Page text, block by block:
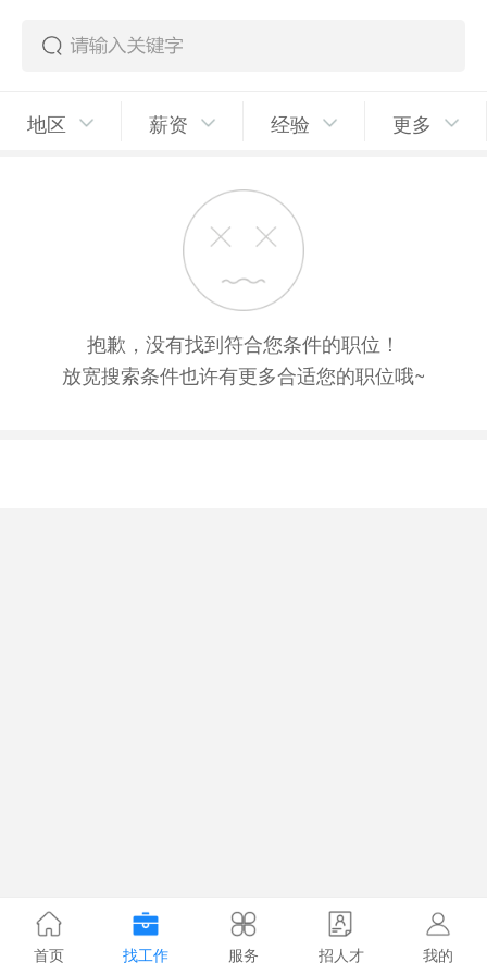
地区 薪资 经验 更多
抱歉，没有找到符合您条件的职位！
放宽搜索条件也许有更多合适您的职位哦~
首页 找工作 服务 招人才 我的